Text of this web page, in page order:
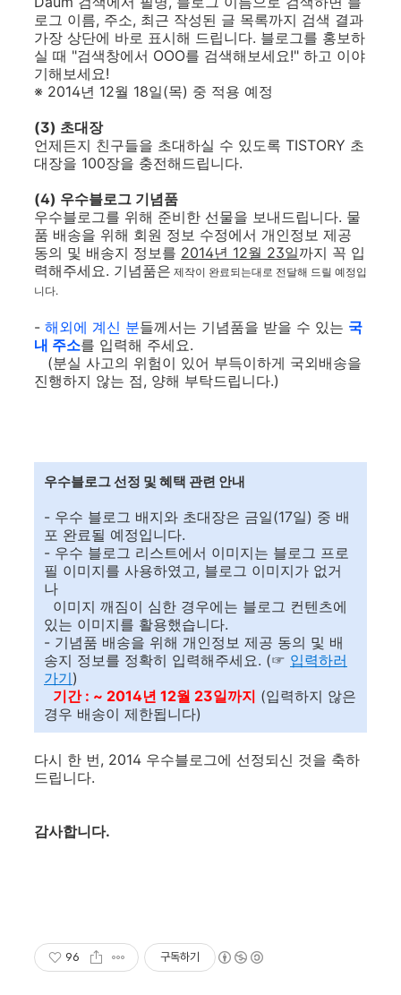
로그 이름, 주소, 최근 작성된 글 목록까지 검색 결과
가장 상단에 바로 표시해 드립니다. 블로그를 홍보하
실 때 "검색창에서 OOO를 검색해보세요!" 하고 이야
기해보세요!
※ 2014년 12월 18일(목) 중 적용 예정
(3) 초대장
언제든지 친구들을 초대하실 수 있도록 TISTORY 초
대장을 100장을 충전해드립니다.
(4) 우수블로그 기념품
우수블로그를 위해 준비한 선물을 보내드립니다. 물
품 배송을 위해 회원 정보 수정에서 개인정보 제공
동의 및 배송지 정보를 2014년 12월 23일까지 꼭 입
력해주세요. 기념품은 제작이 완료되는대로 전달해 드릴 예정입
니다.
- 해외에 계신 분들께서는 기념품을 받을 수 있는 국
내 주소를 입력해 주세요.
(분실 사고의 위험이 있어 부득이하게 국외배송을
진행하지 않는 점, 양해 부탁드립니다.)
우수블로그 선정 및 혜택 관련 안내
- 우수 블로그 배지와 초대장은 금일(17일) 중 배
포 완료될 예정입니다.
- 우수 블로그 리스트에서 이미지는 블로그 프로
필 이미지를 사용하였고, 블로그 이미지가 없거
나
이미지 깨짐이 심한 경우에는 블로그 컨텐츠에
있는 이미지를 활용했습니다.
- 기념품 배송을 위해 개인정보 제공 동의 및 배
송지 정보를 정확히 입력해주세요. (☞ 입력하러
가기)
기간 : ~ 2014년 12월 23일까지 (입력하지 않은
경우 배송이 제한됩니다)
다시 한 번, 2014 우수블로그에 선정되신 것을 축하
드립니다.
감사합니다.
96 구독하기